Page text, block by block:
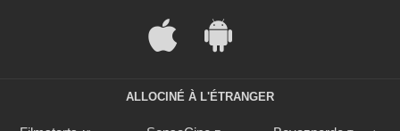
ALLOCINÉ À L'ÉTRANGER